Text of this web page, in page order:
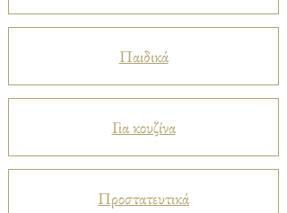
Παιδικά
Για κουζίνα
Προστατευτικά